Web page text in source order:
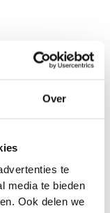
Over
te
media te bieden
Ook delen we